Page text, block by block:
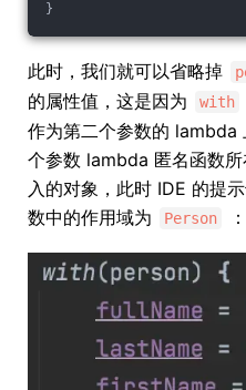
}
此时，我们就可以省略掉
的属性值，这是因为
with
作为第二个参数的 lambda
个参数 lambda 匿名函数
入的对象，此时 IDE 的提
数中的作用域为
Person ：